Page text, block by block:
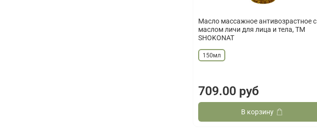
Масло массажное антивозрастное с
маслом личи для лица и тела, ТМ
SHOKONAT
150мл
709.00 руб
В корзину